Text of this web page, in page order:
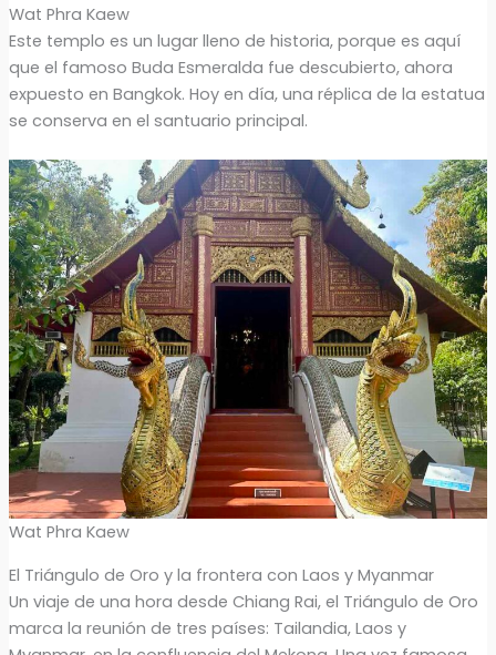
Wat Phra Kaew
Este templo es un lugar lleno de historia, porque es aquí
que el famoso Buda Esmeralda fue descubierto, ahora
expuesto en Bangkok. Hoy en día, una réplica de la estatua
se conserva en el santuario principal.
Wat Phra Kaew
El Triángulo de Oro y la frontera con Laos y Myanmar
Un viaje de una hora desde Chiang Rai, el Triángulo de Oro
marca la reunión de tres países: Tailandia, Laos y